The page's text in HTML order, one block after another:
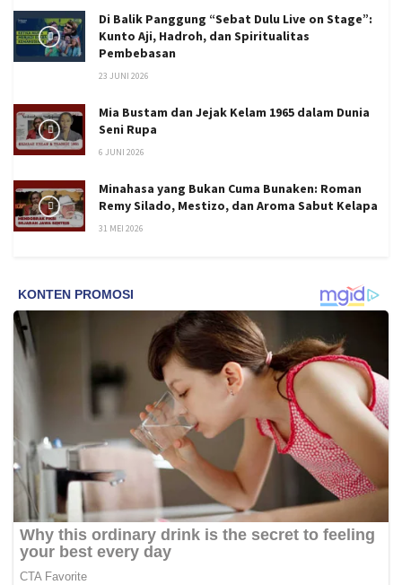
Di Balik Panggung “Sebat Dulu Live on Stage”:
Kunto Aji, Hadroh, dan Spiritualitas
Pembebasan
23 JUNI 2026
Mia Bustam dan Jejak Kelam 1965 dalam Dunia
Seni Rupa
6 JUNI 2026
Minahasa yang Bukan Cuma Bunaken: Roman
Remy Silado, Mestizo, dan Aroma Sabut Kelapa
31 MEI 2026